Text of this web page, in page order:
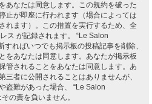
あなたは同意します。この規約を破った
止が即座に行われます（場合によっては
れます）。この措置を実行するため、全
ス が記録されます。 “Le Salon
ればいつでも掲示板の投稿記事を削除、
をあなたは同意します。あなたが掲示板
管されることをあなたは同意します。あ
三者に公開されることはありませんが、
盗難があった場合、 “Le Salon
の責を負いません。